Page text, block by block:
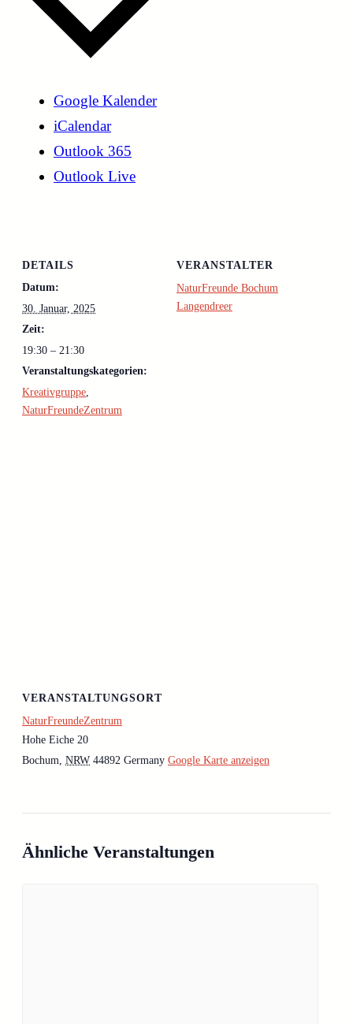
Google Kalender
iCalendar
Outlook 365
Outlook Live
DETAILS
Datum:
30. Januar, 2025
Zeit:
19:30 – 21:30
Veranstaltungskategorien:
Kreativgruppe
NaturFreundeZentrum
VERANSTALTER
NaturFreunde Bochum
Langendreer
VERANSTALTUNGSORT
NaturFreundeZentrum
Hohe Eiche 20
Bochum, NRW 44892 Germany Google Karte anzeigen
Ähnliche Veranstaltungen